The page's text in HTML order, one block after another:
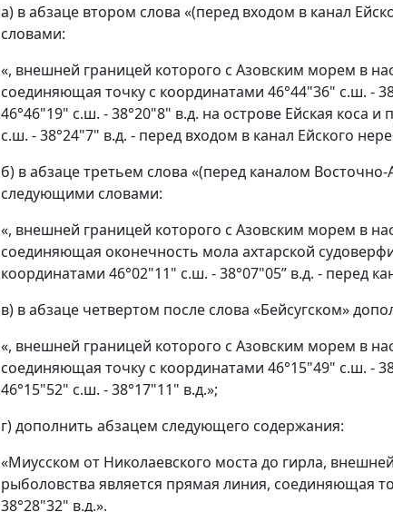
а) в абзаце втором слова «(перед входом в канал
словами:
«, внешней границей которого с Азовским морем в
соединяющая точку с координатами 46°44"36" с.ш. -
46°46"19" с.ш. - 38°20"8" в.д. на острове Ейская коса
с.ш. - 38°24"7" в.д. - перед входом в канал Ейского
б) в абзаце третьем слова «(перед каналом
следующими словами:
«, внешней границей которого с Азовским морем в
соединяющая оконечность мола ахтарской
координатами 46°02"11" с.ш. - 38°07"05” в.д. - перед
в) в абзаце четвертом после слова «Бейсугском»
«, внешней границей которого с Азовским морем в
соединяющая точку с координатами 46°15"49" с.ш. -
46°15"52" с.ш. - 38°17"11" в.д.»;
г) дополнить абзацем следующего содержания:
«Миусском от Николаевского моста до гирла,
рыболовства является прямая линия, соединяющая
38°28"32" в.д.».